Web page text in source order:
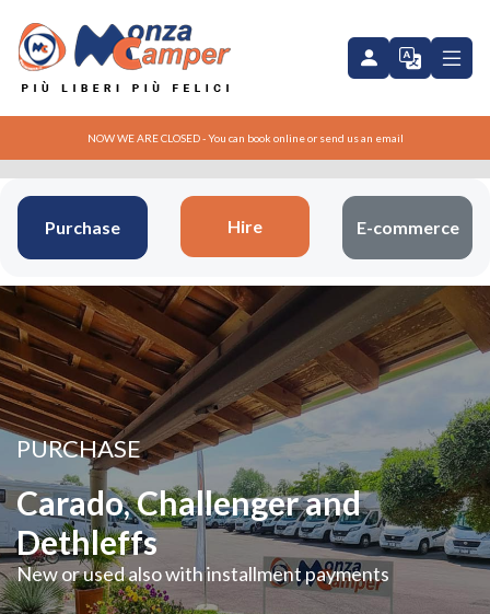
NOW WE ARE CLOSED - You can book online or send us an email
Purchase Hire E-commerce
PURCHASE
Carado, Challenger and
Dethleffs
New or used also with installment payments